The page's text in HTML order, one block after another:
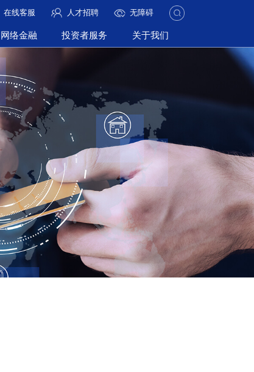
无障碍
人才招聘
在线客服
网络金融 投资者服务 关于我们